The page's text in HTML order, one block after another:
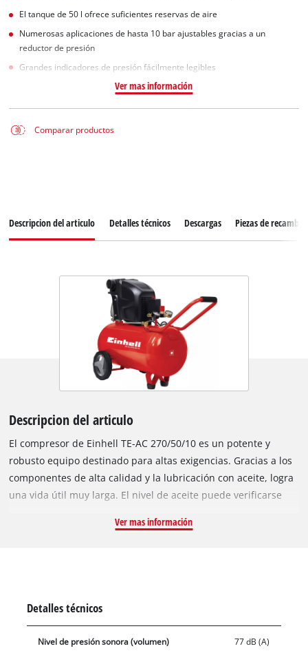
El tanque de 50 l ofrece suficientes reservas de aire
Numerosas aplicaciones de hasta 10 bar ajustables gracias a un
reductor de presión
Grandes indicadores de presión fácilmente legibles
Ver mas información
Comparar productos
Descripcion del articulo Detalles técnicos Descargas Piezas de recambio
Descripcion del articulo
El compresor de Einhell TE-AC 270/50/10 es un potente y
robusto equipo destinado para altas exigencias. Gracias a los
componentes de alta calidad y la lubricación con aceite, logra
una vida útil muy larga. El nivel de aceite puede verificarse
reductor de presión, la presión de trabajo de hasta 10 bares
se puede leer cómodamente en el manómetro de gran
rápido. Para trabajar con una presión de caldera no regulada
Ver mas información
Detalles técnicos
Nivel de presión sonora (volumen) 77 dB (A)